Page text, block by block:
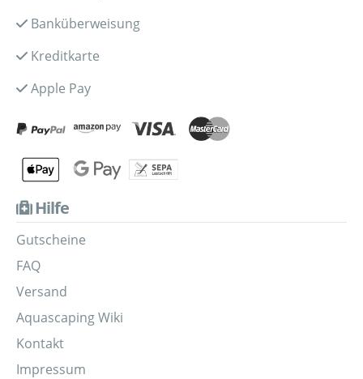
Banküberweisung
Kreditkarte
Apple Pay
Hilfe
Gutscheine
FAQ
Versand
Aquascaping Wiki
Kontakt
Impressum